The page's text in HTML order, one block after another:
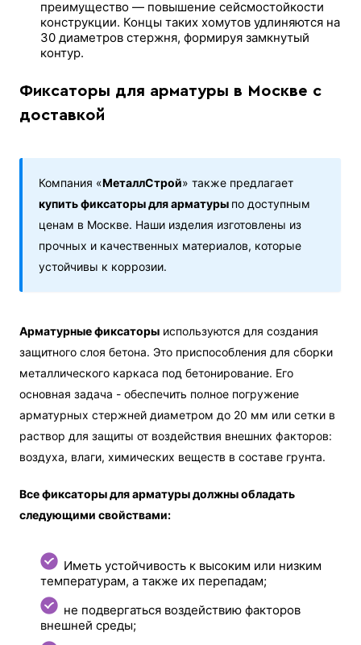
преимущество — повышение сейсмостойкости
конструкции. Концы таких хомутов удлиняются на
30 диаметров стержня, формируя замкнутый
контур.
Фиксаторы для арматуры в Москве с
доставкой
Компания «МеталлСтрой» также предлагает
купить фиксаторы для арматуры по доступным
ценам в Москве. Наши изделия изготовлены из
прочных и качественных материалов, которые
устойчивы к коррозии.
Арматурные фиксаторы используются для создания
защитного слоя бетона. Это приспособления для сборки
металлического каркаса под бетонирование. Его
основная задача - обеспечить полное погружение
арматурных стержней диаметром до 20 мм или сетки в
раствор для защиты от воздействия внешних факторов:
воздуха, влаги, химических веществ в составе грунта.
Все фиксаторы для арматуры должны обладать
следующими свойствами:
Иметь устойчивость к высоким или низким
температурам, а также их перепадам;
не подвергаться воздействию факторов
внешней среды;